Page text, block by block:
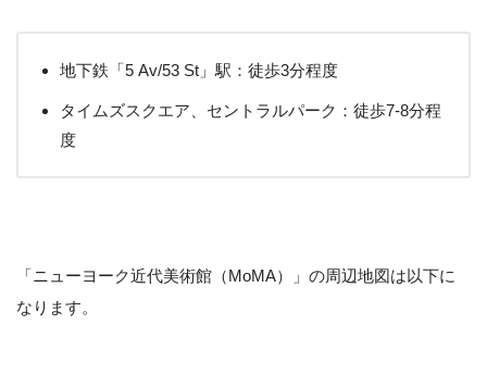
地下鉄「5 Av/53 St」駅：徒歩3分程度
タイムズスクエア、セントラルパーク：徒歩7-8分程
度
「ニューヨーク近代美術館（MoMA）」の周辺地図は以下に
なります。